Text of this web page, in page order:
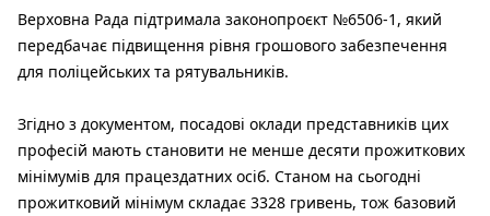
Верховна Рада підтримала законопроєкт №6506-1, який
передбачає підвищення рівня грошового забезпечення
для поліцейських та рятувальників.
Згідно з документом, посадові оклади представників цих
професій мають становити не менше десяти прожиткових
мінімумів для працездатних осіб. Станом на сьогодні
прожитковий мінімум складає 3328 гривень, тож базовий